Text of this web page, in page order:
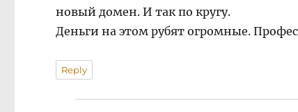
новый домен. И так по кругу.
Деньги на этом рубят огромные.
Reply